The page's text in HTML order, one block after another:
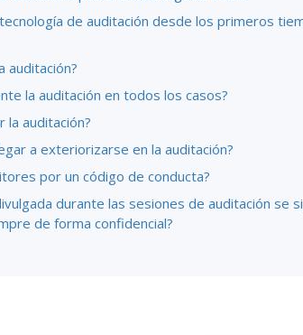
de auditación desde los primeros
auditación?
la auditación en todos los casos?
la auditación?
a exteriorizarse en la auditación?
por un código de conducta?
durante las sesiones de auditación se
de forma confidencial?